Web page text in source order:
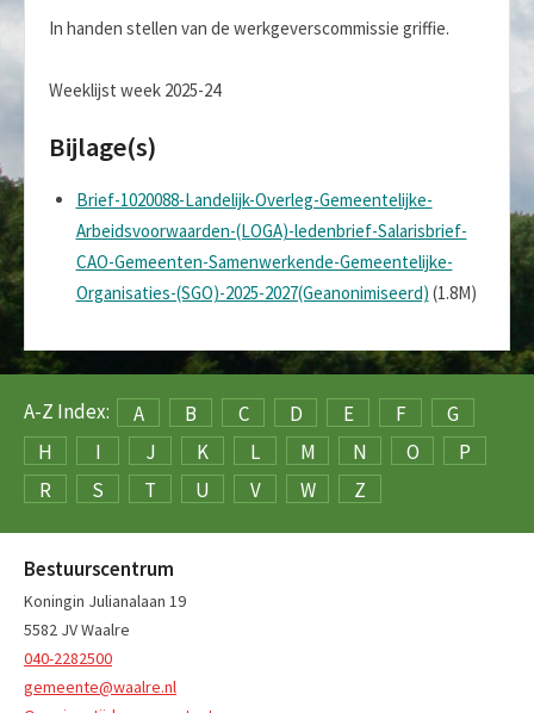
In handen stellen van de werkgeverscommissie griffie.
Weeklijst week 2025-24
Bijlage(s)
Brief-1020088-Landelijk-Overleg-Gemeentelijke-
Arbeidsvoorwaarden-(LOGA)-ledenbrief-Salarisbrief-
CAO-Gemeenten-Samenwerkende-Gemeentelijke-
Organisaties-(SGO)-2025-2027(Geanonimiseerd) (1.8M)
A-Z Index: A B C D E F
G
H
I J K L M N O
P
R
S T U V W Z
Bestuurscentrum
Koningin Julianalaan 19
5582 JV Waalre
040-2282500
gemeente@waalre.nl